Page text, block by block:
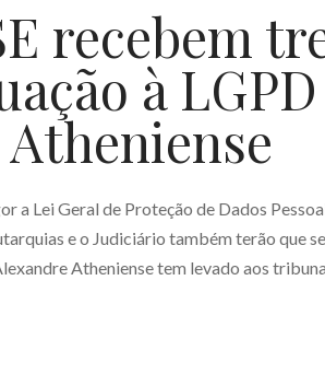
recebem
à
a Lei Geral de Proteção de Dados
e o Judiciário também terão que
Atheniense tem levado aos